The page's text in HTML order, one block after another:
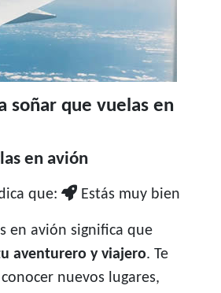
soñar que vuelas en
en avión
que: Estás muy bien
en avión significa que
aventurero y viajero. Te
nuevos lugares,